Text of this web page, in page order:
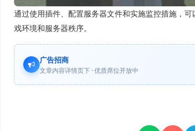
通过使用插件、配置服务器文件和实施监控措施，
戏环境和服务器秩序。
广告招商
文章内容详情页下 · 优质席位开放中